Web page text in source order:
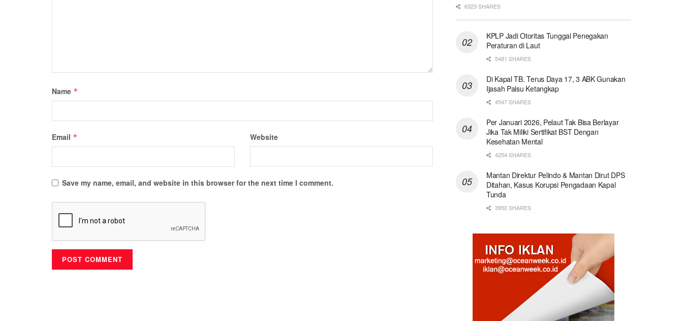
Name *
Email * Website
Save my name, email, and website in this browser for the next time I comment.
6323 SHARES
KPLP Jadi Otoritas Tunggal Penegakan
Peraturan di Laut
5481 SHARES
Di Kapal TB. Terus Daya 17, 3 ABK Gunakan
Ijasah Palsu Ketangkap
4547 SHARES
Per Januari 2026, Pelaut Tak Bisa Berlayar
Jika Tak Miliki Sertifikat BST Dengan
Kesehatan Mental
4254 SHARES
Mantan Direktur Pelindo & Mantan Dirut DPS
Ditahan, Kasus Korupsi Pengadaan Kapal
Tunda
3950 SHARES